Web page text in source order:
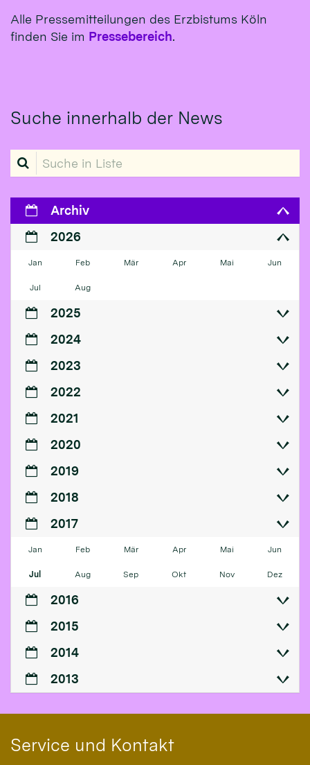
Alle Pressemitteilungen des Erzbistums Köln
finden Sie im Pressebereich.
Suche innerhalb der News
Suche in Liste
Archiv
2026
Jan Feb Mär Apr Mai Jun
Jul Aug
2025
2024
2023
2022
2021
2020
2019
2018
2017
Jan Feb Mär Apr Mai Jun
Jul Aug Sep Okt Nov Dez
2016
2015
2014
2013
Service und Kontakt